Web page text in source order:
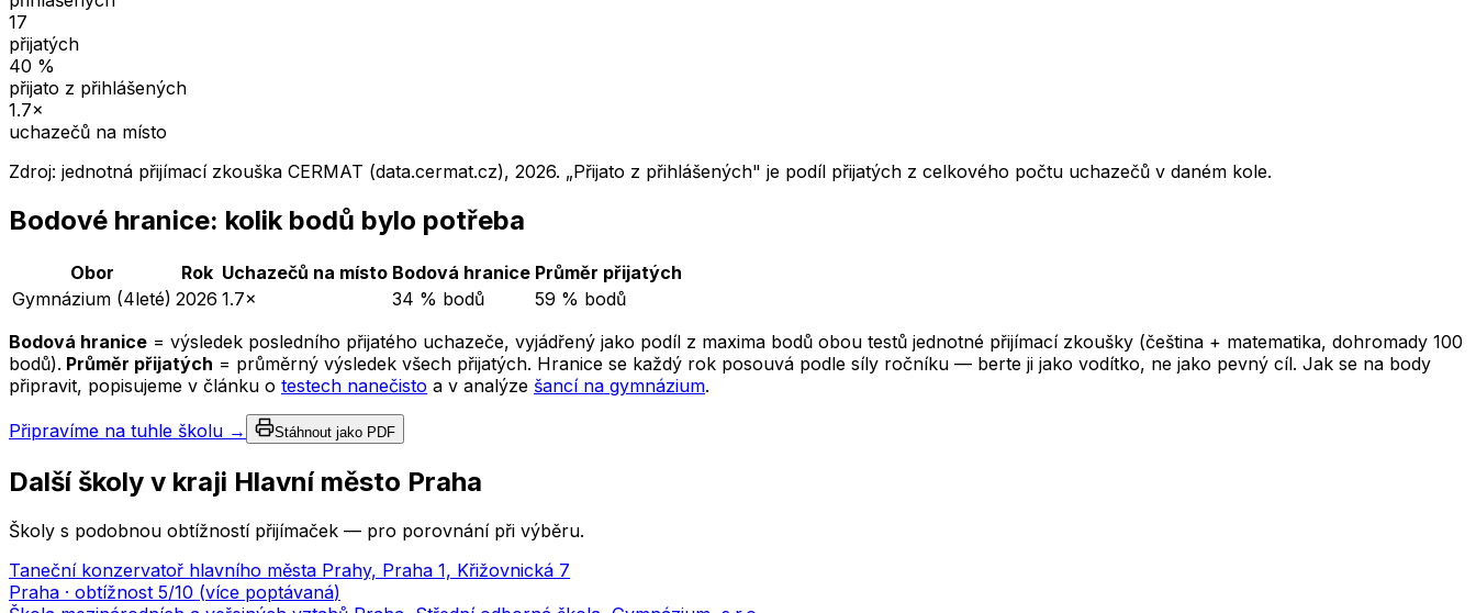
17
přijatých
40 %
přijato z přihlášených
1.7×
uchazečů na místo
Zdroj: jednotná přijímací zkouška CERMAT (data.cermat.cz), 2026. „Přijato z přihlášených" je podíl přijatých z celkového počtu uchazečů v daném kole.
Bodové hranice: kolik bodů bylo potřeba
Obor Rok Uchazečů na místo Bodová hranice Průměr přijatých
Gymnázium (4leté) 2026 1.7× 34 % bodů
59 % bodů
Bodová hranice = výsledek posledního přijatého uchazeče, vyjádřený jako podíl z maxima bodů obou testů jednotné přijímací zkoušky (čeština + matematika, dohromady 100
bodů). Průměr přijatých = průměrný výsledek všech přijatých. Hranice se každý rok posouvá podle síly ročníku — berte ji jako vodítko, ne jako pevný cíl. Jak se na body
připravit, popisujeme v článku o testech nanečisto a v analýze šancí na gymnázium.
Připravíme na tuhle školu → Stáhnout jako PDF
Další školy v kraji Hlavní město Praha
Školy s podobnou obtížností přijímaček — pro porovnání při výběru.
Taneční konzervatoř hlavního města Prahy, Praha 1, Křižovnická 7
Praha · obtížnost 5/10 (více poptávaná)